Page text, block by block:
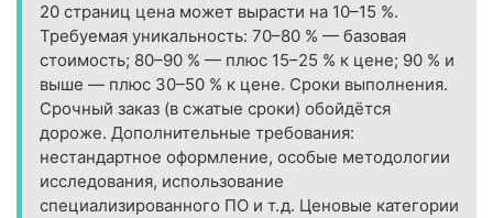
20 страниц цена может вырасти на 10–15 %.
Требуемая уникальность: 70–80 % — базовая
стоимость; 80–90 % — плюс 15–25 % к цене; 90 % и
выше — плюс 30–50 % к цене. Сроки выполнения.
Срочный заказ (в сжатые сроки) обойдётся
дороже. Дополнительные требования:
нестандартное оформление, особые методологии
исследования, использование
специализированного ПО и т. д. Ценовые категории